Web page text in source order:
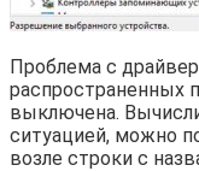
Проблема с
распространенных
выключена.
ситуацией, можно
возле строки с